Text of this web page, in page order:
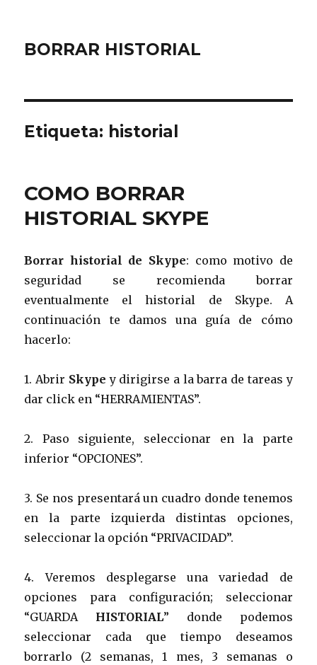
BORRAR HISTORIAL
Etiqueta: historial
COMO BORRAR
HISTORIAL SKYPE
Borrar historial de Skype: como motivo de
seguridad se recomienda borrar
eventualmente el historial de Skype. A
continuación te damos una guía de cómo
hacerlo:
1. Abrir Skype y dirigirse a la barra de tareas y
dar click en “HERRAMIENTAS”.
2. Paso siguiente, seleccionar en la parte
inferior “OPCIONES”.
3. Se nos presentará un cuadro donde tenemos
en la parte izquierda distintas opciones,
seleccionar la opción “PRIVACIDAD”.
4. Veremos desplegarse una variedad de
opciones para configuración; seleccionar
“GUARDA HISTORIAL” donde podemos
seleccionar cada que tiempo deseamos
borrarlo (2 semanas, 1 mes, 3 semanas o